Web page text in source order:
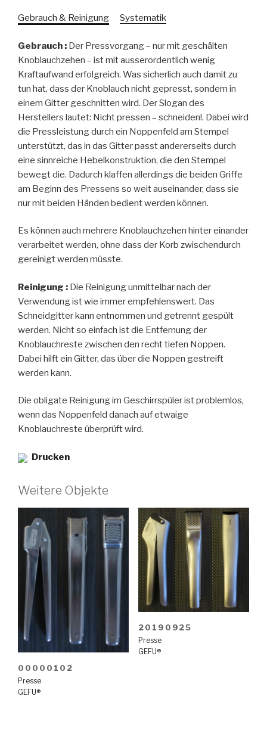
Gebrauch & Reinigung Systematik
Gebrauch : Der Pressvorgang – nur mit geschälten
Knoblauchzehen – ist mit ausserordentlich wenig
Kraftaufwand erfolgreich. Was sicherlich auch damit zu
tun hat, dass der Knoblauch nicht gepresst, sondern in
einem Gitter geschnitten wird. Der Slogan des
Herstellers lautet: Nicht pressen – schneiden!. Dabei wird
die Pressleistung durch ein Noppenfeld am Stempel
unterstützt, das in das Gitter passt andererseits durch
eine sinnreiche Hebelkonstruktion, die den Stempel
bewegt die. Dadurch klaffen allerdings die beiden Griffe
am Beginn des Pressens so weit auseinander, dass sie
nur mit beiden Händen bedient werden können.
Es können auch mehrere Knoblauchzehen hinter einander
verarbeitet werden, ohne dass der Korb zwischendurch
gereinigt werden müsste.
Reinigung : Die Reinigung unmittelbar nach der
Verwendung ist wie immer empfehlenswert. Das
Schneidgitter kann entnommen und getrennt gespült
werden. Nicht so einfach ist die Entfernung der
Knoblauchreste zwischen den recht tiefen Noppen.
Dabei hilft ein Gitter, das über die Noppen gestreift
werden kann.
Die obligate Reinigung im Geschirrspüler ist problemlos,
wenn das Noppenfeld danach auf etwaige
Knoblauchreste überprüft wird.
Drucken
Weitere Objekte
00000102
Presse
GEFU®
20190925
Presse
GEFU®